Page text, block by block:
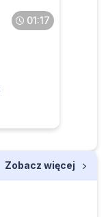
01:17
Zobacz więcej